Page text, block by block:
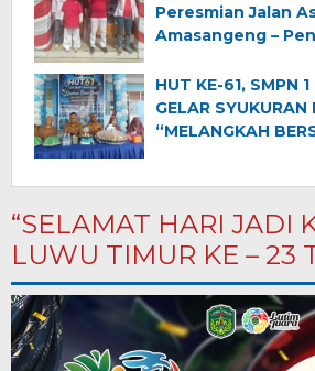
Peresmian Jalan
Amasangeng –
Semangat
Pembangunan”
HUT KE-61, SMPN
GELAR
“MELANGKAH
“SELAMAT HARI JADI
LUWU TIMUR KE – 23